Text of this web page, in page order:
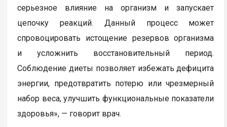
серьезное влияние на организм и запускает
цепочку реакций. Данный процесс может
спровоцировать истощение резервов организма
и усложнить восстановительный период.
Соблюдение диеты позволяет избежать дефицита
энергии, предотвратить потерю или чрезмерный
набор веса, улучшить функциональные показатели
здоровья», — говорит врач.